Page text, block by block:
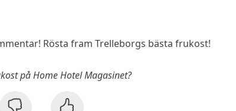
Rösta fram Trelleborgs bästa frukost!
på Home Hotel Magasinet?